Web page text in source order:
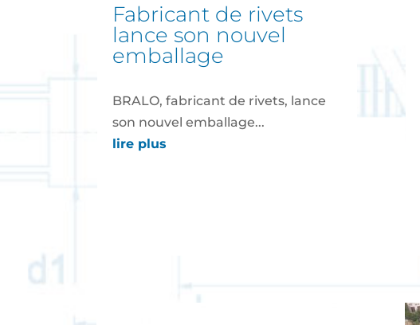
fabricant de rivets
lance son nouvel
emballage
BRALO, fabricant de rivets, lance
son nouvel emballage...
lire plus